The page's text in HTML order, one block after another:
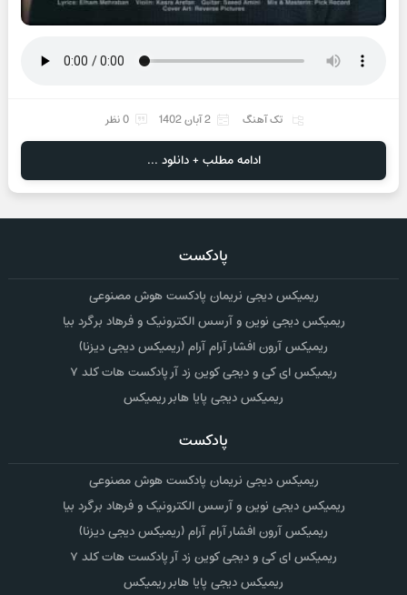
تک آهنگ 2 آبان 1402 0 نظر
ادامه مطلب + دانلود ...
پادکست
ریمیکس دیجی نریمان پادکست هوش مصنوعی
ریمیکس دیجی نوین و آرسس الکترونیک و فرهاد برگرد بیا
ریمیکس آرون افشار آرام آرام (ریمیکس دیجی دیزنا)
ریمیکس ای کی و دیجی کوین زد آر پادکست هات کلد ۷
ریمیکس دیجی پایا هابر ریمیکس
پادکست
ریمیکس دیجی نریمان پادکست هوش مصنوعی
ریمیکس دیجی نوین و آرسس الکترونیک و فرهاد برگرد بیا
ریمیکس آرون افشار آرام آرام (ریمیکس دیجی دیزنا)
ریمیکس ای کی و دیجی کوین زد آر پادکست هات کلد ۷
ریمیکس دیجی پایا هابر ریمیکس